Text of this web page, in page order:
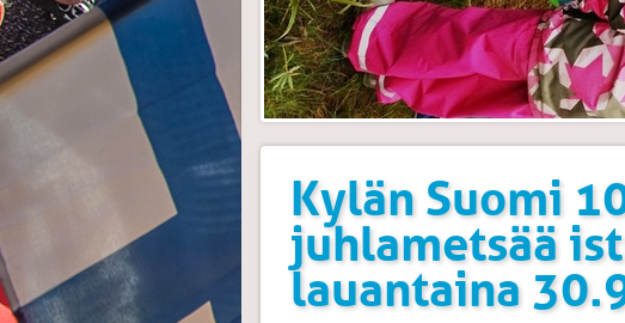
Kylän Suomi
juhlametsää
lauantaina